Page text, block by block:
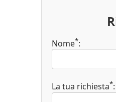
Nome*:
La tua richiesta*: